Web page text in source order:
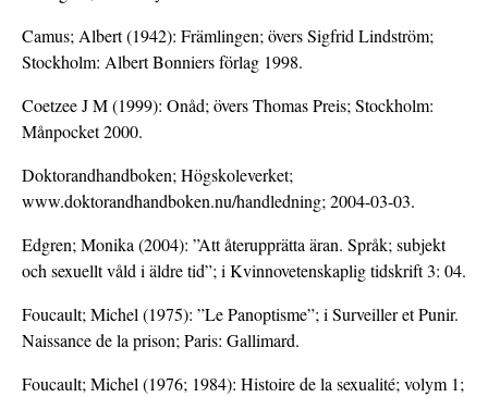
Camus; Albert (1942): Främlingen; övers Sigfrid Lindström;
Stockholm: Albert Bonniers förlag 1998.
Coetzee J M (1999): Onåd; övers Thomas Preis; Stockholm:
Månpocket 2000.
Doktorandhandboken; Högskoleverket;
www.doktorandhandboken.nu/handledning; 2004-03-03.
Edgren; Monika (2004): ”Att återupprätta äran. Språk; subjekt
och sexuellt våld i äldre tid”; i Kvinnovetenskaplig tidskrift 3: 04.
Foucault; Michel (1975): ”Le Panoptisme”; i Surveiller et Punir.
Naissance de la prison; Paris: Gallimard.
Foucault; Michel (1976; 1984): Histoire de la sexualité; volym 1;